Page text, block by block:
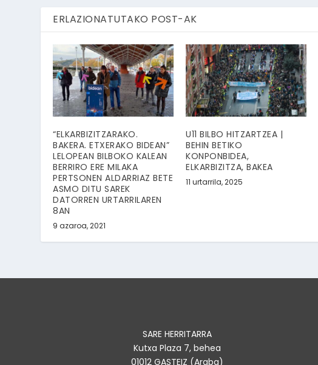
ERLAZIONATUTAKO POST-AK
“ELKARBIZITZARAKO.
BAKERA. ETXERAKO BIDEAN”
LELOPEAN BILBOKO KALEAN
BERRIRO ERE MILAKA
PERTSONEN ALDARRIAZ BETE
ASMO DITU SAREK
DATORREN URTARRILAREN
8AN
9 azaroa, 2021
U11 BILBO HITZARTZEA |
BEHIN BETIKO
KONPONBIDEA,
ELKARBIZITZA, BAKEA
11 urtarrila, 2025
SARE HERRITARRA
Kutxa Plaza 7, behea
01012 GASTEIZ (Araba)